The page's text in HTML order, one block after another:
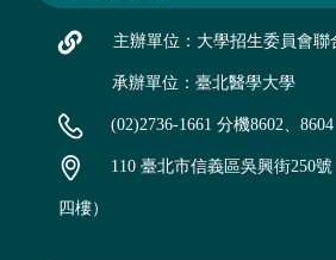
主辦單位：大學招生委員會聯
承辦單位：臺北醫學大學
(02)2736-1661 分機8602、8604
110 臺北市信義區吳興街250
四樓）